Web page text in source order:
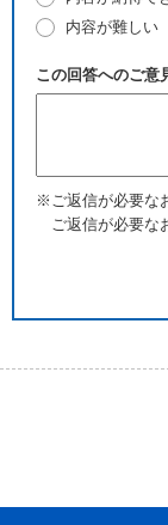
内容が難しい
この回答へのご意
※ご返信が必要な
ご返信が必要な